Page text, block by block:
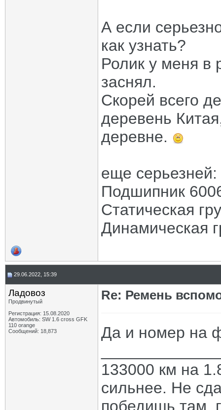
А если
как узнать?
Ролик у меня в
заснял.
Скорей всего
деревень
деревне.
еще серьезней:
Подшипник
Статическая
Динамическая
29.06.2022, 15:39
Ладовоз
Продвинутый
Регистрация: 15.08.2020
Автомобиль: SW 1.6 cross GFK
110 orange
Сообщений: 18,873
Re: Ремень
Да и номер на
133000 км на
сильнее. Не
победишь там,